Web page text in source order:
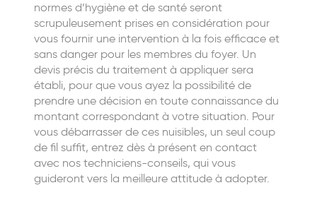
normes d’hygiène et de santé seront
scrupuleusement prises en considération pour
vous fournir une intervention à la fois efficace et
sans danger pour les membres du foyer. Un
devis précis du traitement à appliquer sera
établi, pour que vous ayez la possibilité de
prendre une décision en toute connaissance du
montant correspondant à votre situation. Pour
vous débarrasser de ces nuisibles, un seul coup
de fil suffit, entrez dès à présent en contact
avec nos techniciens-conseils, qui vous
guideront vers la meilleure attitude à adopter.